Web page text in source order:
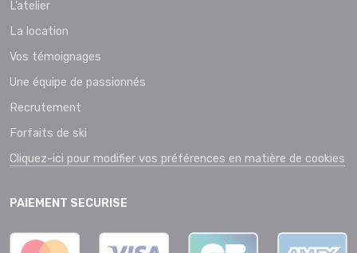
L’atelier
La location
Vos témoignages
Une équipe de passionnés
Recrutement
Forfaits de ski
Cliquez-ici pour modifier vos préférences en matière de cookies
PAIEMENT SECURISE